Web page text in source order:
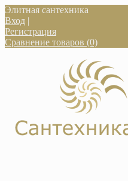
Элитная сантехника
Вход |
Регистрация
Сравнение товаров (0)